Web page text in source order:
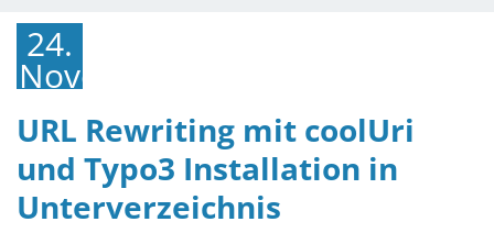
24.
November
URL Rewriting mit coolUri
und Typo3 Installation in
Unterverzeichnis